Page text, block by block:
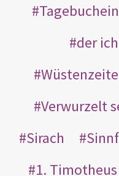
der
Verwurzelt
Sirach
1. Timotheus